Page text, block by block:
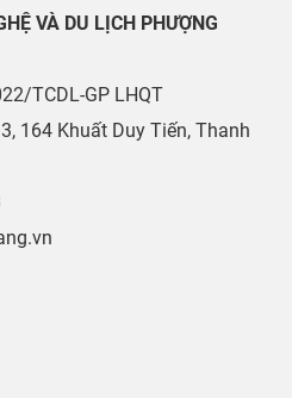
VÀ DU LỊCH PHƯỢNG
TCDL-GP LHQT
164 Khuất Duy Tiến, Thanh